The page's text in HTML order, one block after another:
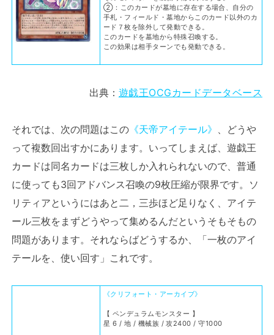
②：このカードが墓地に存在する場合、自分の
手札・フィールド・墓地からこのカード以外のカ
ード７枚を除外して発動できる。
このカードを墓地から特殊召喚する。
この効果は相手ターンでも発動できる。
出典： 遊戯王OCGカードデータベース
それでは、次の問題はこの 《天帝アイテール》 、どうや
って複数回出すかにあります。いってしまえば、遊戯王
カードは同名カードは三枚しか入れられないので、普通
に使っても3回アドバンス召喚の9枚圧縮が限界です。ソ
リティアというにはあと二，三歩ほど足りなく、アイテ
ール三枚をまずどうやって集めるんだというそもそもの
問題があります。それならばどうするか、「一枚のアイ
テールを、使い回す」これです。
《クリフォート・アーカイブ》
【 ペンデュラムモンスター 】
星 6 / 地 / 機械族 / 攻2400 / 守1000